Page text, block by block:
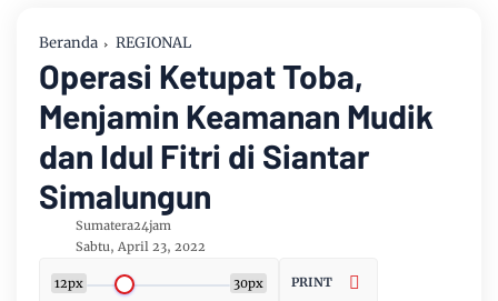
Beranda REGIONAL
Operasi Ketupat Toba,
Menjamin Keamanan Mudik
dan Idul Fitri di Siantar
Simalungun
Sumatera24jam
Sabtu, April 23, 2022
12px 30px PRINT